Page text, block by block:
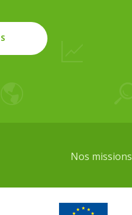
Nos missions